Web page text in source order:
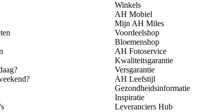
Winkels
AH Mobiel
Mijn AH Miles
Voordeelshop
Bloemenshop
AH Fotoservice
Kwaliteitsgarantie
Versgarantie
AH Leefstijl
Gezondheidsinformatie
Inspiratie
Leveranciers Hub